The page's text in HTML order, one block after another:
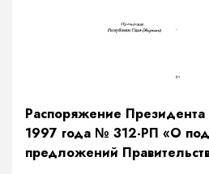
Распоряжение
1997 года № 312-РП «О
предложений